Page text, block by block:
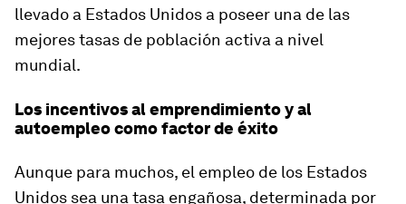
llevado a Estados Unidos a poseer una de las
mejores tasas de población activa a nivel
mundial.
Los incentivos al emprendimiento y al
autoempleo como factor de éxito
Aunque para muchos, el empleo de los Estados
Unidos sea una tasa engañosa, determinada por